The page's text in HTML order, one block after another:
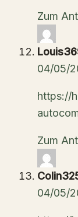
Zum
04/05/
https://
Zum
04/05/